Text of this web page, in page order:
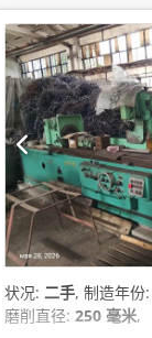
状况: 二手, 制造年份:
磨削直径: 250 毫米,